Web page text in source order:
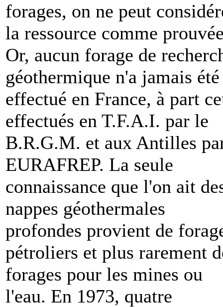
forages, on ne peut
la ressource comme
Or, aucun forage de
géothermique n'a jamais été
effectué en France, à part
effectués en T.F.A.I. par le
B.R.G.M. et aux Antilles
EURAFREP. La seule
connaissance que l'on ait
nappes géothermales
profondes provient de
pétroliers et plus rarement
forages pour les mines ou
l'eau. En 1973, quatre